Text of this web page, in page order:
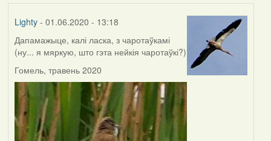
Lighty- 01.06.2020 - 13:18
Дапамажыце, калі ласка, з чаротаўкамі
(ну... я мяркую, што гэта нейкія чаротаўкі?)
Гомель, травень 2020